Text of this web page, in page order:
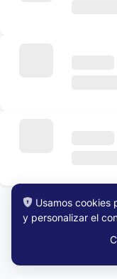
Usamos cookies
y personalizar el